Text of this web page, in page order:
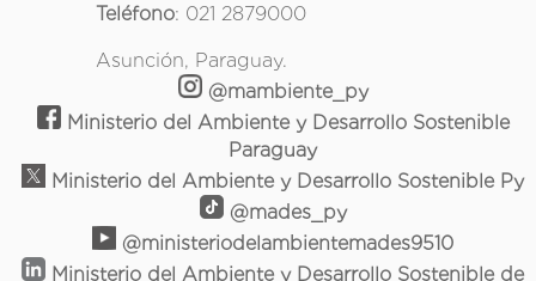
Teléfono: 021 2879000
Asunción, Paraguay.
@mambiente_py
Ministerio del Ambiente y Desarrollo Sostenible
Paraguay
Ministerio del Ambiente y Desarrollo Sostenible Py
@mades_py
@ministeriodelambientemades9510
Ministerio del Ambiente y Desarrollo Sostenible de